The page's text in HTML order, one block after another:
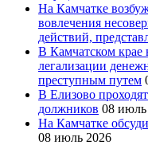
На Камчатке
вовлечения
действий,
В Камчатском крае
легализации
преступным путем
В Елизово
должников 08 июль
На Камчатке
08 июль 2026